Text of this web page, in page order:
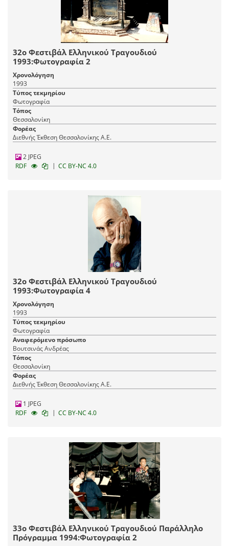
32ο Φεστιβάλ Ελληνικού Τραγουδιού
1993:Φωτογραφία 2
Χρονολόγηση
1993
Τύπος τεκμηρίου
Φωτογραφία
Τόπος
Θεσσαλονίκη
Φορέας
Διεθνής Έκθεση Θεσσαλονίκης Α.Ε.
2 JPEG
RDF
| CC BY-NC 4.0
32ο Φεστιβάλ Ελληνικού Τραγουδιού
1993:Φωτογραφία 4
Χρονολόγηση
1993
Τύπος τεκμηρίου
Φωτογραφία
Αναφερόμενο πρόσωπο
Βουτσινάς Ανδρέας
Τόπος
Θεσσαλονίκη
Φορέας
Διεθνής Έκθεση Θεσσαλονίκης Α.Ε.
1 JPEG
RDF
| CC BY-NC 4.0
33ο Φεστιβάλ Ελληνικού Τραγουδιού Παράλληλο
Πρόγραμμα 1994:Φωτογραφία 2